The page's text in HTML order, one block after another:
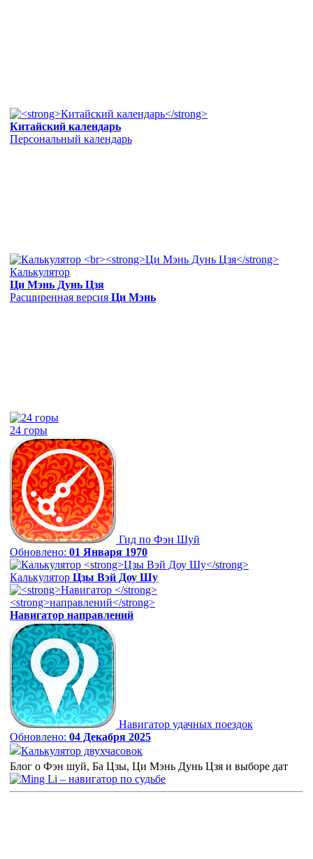
Китайский календарь
Персональный календарь
Калькулятор
Ци Мэнь Дунь Цзя
Расширенная версия Ци Мэнь
24 горы
Гид по Фэн Шуй
Обновлено: 01 Января 1970
Калькулятор Цзы Вэй Доу Шу
Навигатор направлений
Навигатор удачных поездок
Обновлено: 04 Декабря 2025
Калькулятор двухчасовок
Блог о Фэн шуй, Ба Цзы, Ци Мэнь Дунь Цзя и выборе дат